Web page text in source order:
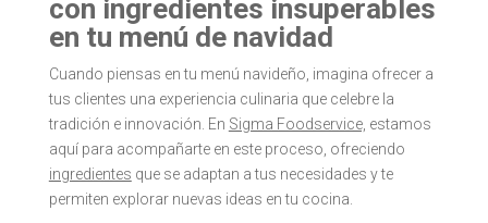
con ingredientes insuperables
en tu menú de navidad
Cuando piensas en tu menú navideño, imagina ofrecer a
tus clientes una experiencia culinaria que celebre la
tradición e innovación. En Sigma Foodservice, estamos
aquí para acompañarte en este proceso, ofreciendo
ingredientes que se adaptan a tus necesidades y te
permiten explorar nuevas ideas en tu cocina.